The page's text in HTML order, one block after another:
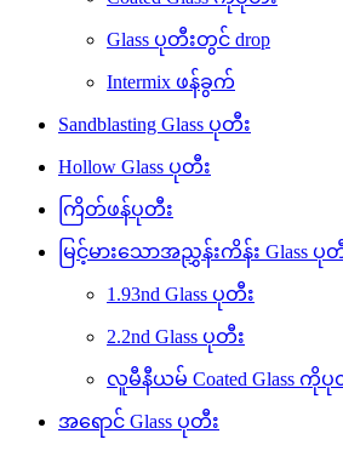
Glass ပုတီးတွင် drop
Intermix ဖန်ခွက်
Sandblasting Glass ပုတီး
Hollow Glass ပုတီး
ကြိတ်ဖန်ပုတီး
မြင့်မားသောအညွှန်းကိန်း Glass ပု
1.93nd Glass ပုတီး
2.2nd Glass ပုတီး
လူမီနီယမ် Coated Glass ကိုပု
အရောင် Glass ပုတီး